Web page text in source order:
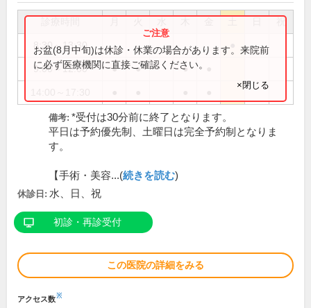
祝
8:30～13:30
9:00～12:00 ● ● ●
お盆(8月中旬)は休診・休業の場合があります。来院前
に必ず医療機関に直接ご確認ください。
×閉じる
備考: *受付は30分前に終了となります。
平日は予約優先制、土曜日は完全予約制となりま
す。
【手術・美容...(続きを読む)
休診日: 水、日、祝
初診・再診受付
この医院の詳細をみる
アクセス数※